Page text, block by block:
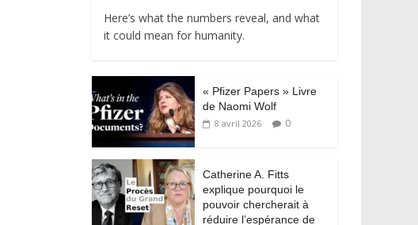
Here’s what the numbers reveal, and what
it could mean for humanity.
« Pfizer Papers » Livre
de Naomi Wolf
8 avril 2026 0
Catherine A. Fitts
explique pourquoi le
pouvoir chercherait à
réduire l’espérance de